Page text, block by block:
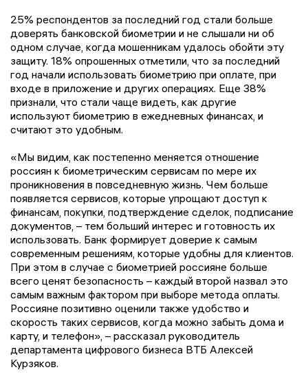
25% респондентов за последний год стали больше
доверять банковской биометрии и не слышали ни об
одном случае, когда мошенникам удалось обойти эту
защиту. 18% опрошенных отметили, что за последний
год начали использовать биометрию при оплате, при
входе в приложение и других операциях. Еще 38%
признали, что стали чаще видеть, как другие
используют биометрию в ежедневных финансах, и
считают это удобным.
«Мы видим, как постепенно меняется отношение
россиян к биометрическим сервисам по мере их
проникновения в повседневную жизнь. Чем больше
появляется сервисов, которые упрощают доступ к
финансам, покупки, подтверждение сделок, подписание
документов, – тем больший интерес и готовность их
использовать. Банк формирует доверие к самым
современным решениям, которые удобны для клиентов.
При этом в случае с биометрией россияне больше
всего ценят безопасность – каждый второй назвал это
самым важным фактором при выборе метода оплаты.
Россияне позитивно оценили также удобство и
скорость таких сервисов, когда можно забыть дома и
карту, и телефон», – рассказал руководитель
департамента цифрового бизнеса ВТБ Алексей
Курзяков.